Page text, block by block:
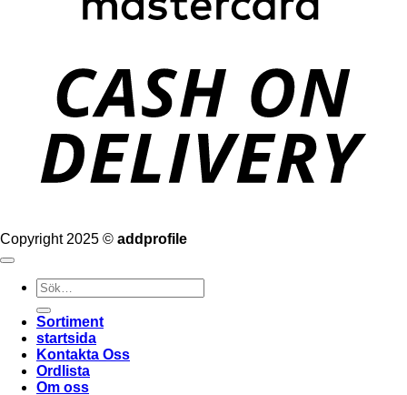
Copyright 2025 © addprofile
Sök
efter:
Sortiment
startsida
Kontakta Oss
Ordlista
Om oss